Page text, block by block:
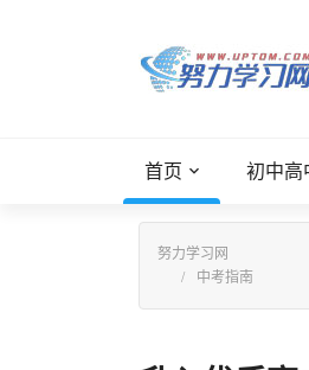
首页 初中高
努力学习网
中考指南